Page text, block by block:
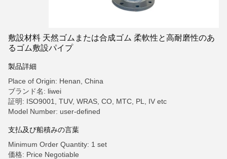
敷設材料 天然ゴムまたは合成ゴム 柔軟性と高耐磨性のあ
るゴム敷設パイプ
製品詳細
Place of Origin: Henan, China
ブランド名: liwei
証明: ISO9001, TUV, WRAS, CO, MTC, PL, IV etc
Model Number: user-defined
支払及び船積みの言葉
Minimum Order Quantity: 1 set
価格: Price Negotiable